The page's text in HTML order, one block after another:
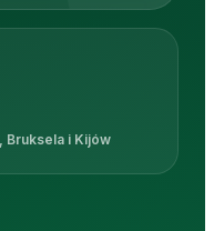
Bruksela i Kijów